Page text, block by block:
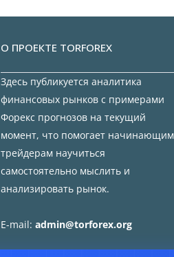
О ПРОЕКТЕ TORFOREX
Здесь публикуется аналитика
финансовых рынков с примерами
Форекс прогнозов на текущий
момент, что помогает начинающим
трейдерам научиться
самостоятельно мыслить и
анализировать рынок.
E-mail: admin@torforex.org